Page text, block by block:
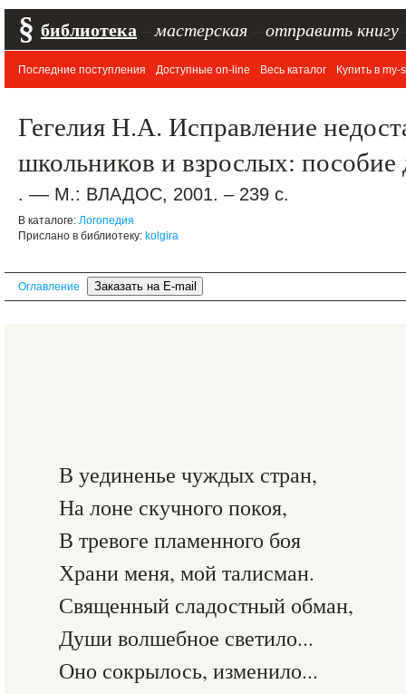
§ библиотека мастерская отправить книгу
Последние поступления Доступные on-line Весь каталог Купить в my-
Гегелия Н.А. Исправление
школьников и взрослых: пособие
. –– М.: ВЛАДОС, 2001. – 239 с.
В каталоге: Логопедия
Прислано в библиотеку: kolgira
Оглавление
В уединенье чуждых стран,
На лоне скучного покоя,
В тревоге пламенного боя
Храни меня, мой талисман.
Священный сладостный обман,
Души волшебное светило...
Оно сокрылось, изменило...